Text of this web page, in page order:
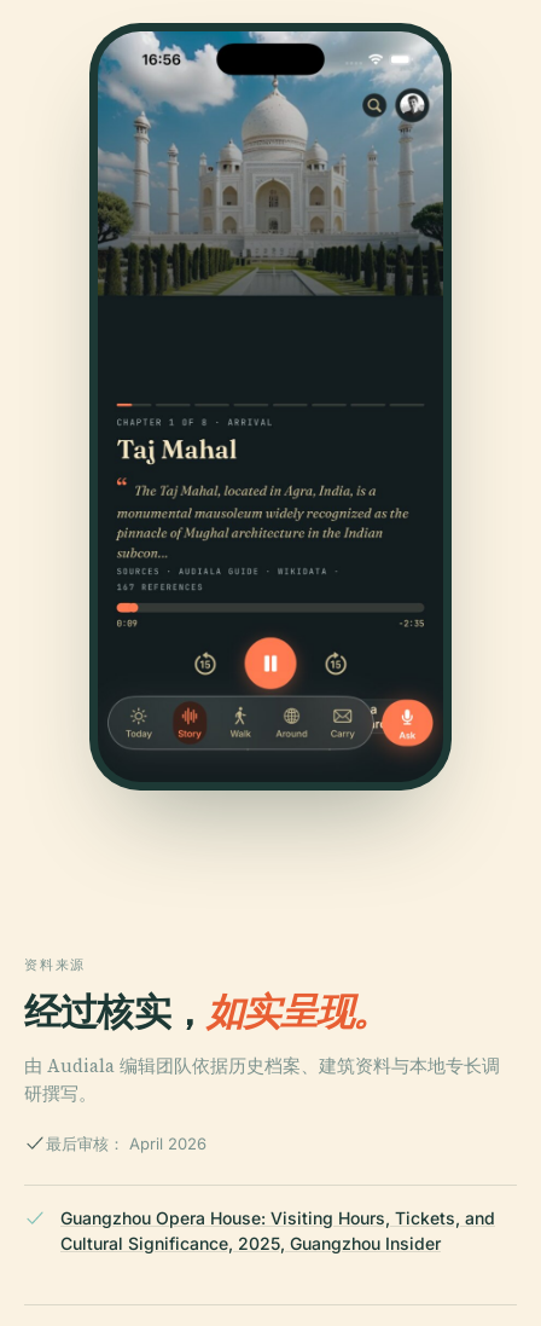
资料来源
经过核实， 如实呈现。
由 Audiala 编辑团队依据历史档案、建筑资料与本地专长调
研撰写。
最后审核： April 2026
Guangzhou Opera House: Visiting Hours, Tickets, and
Cultural Significance, 2025, Guangzhou Insider